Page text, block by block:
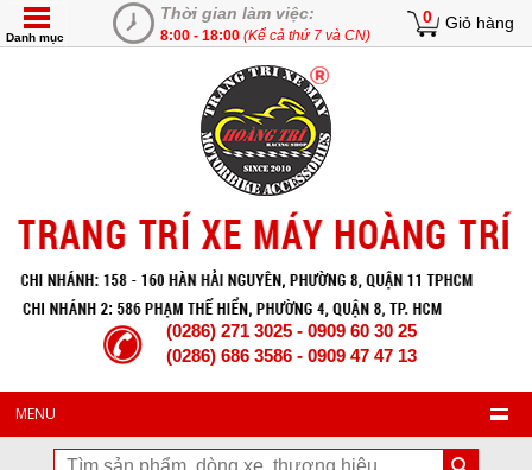
Thời gian làm việc:
8:00 - 18:00 (Kể cả thứ 7 và CN)
0 Giỏ hàng
Danh mục
(0286) 271 3025 - 0909 60 30 25
(0286) 686 3586 - 0909 47 47 13
MENU